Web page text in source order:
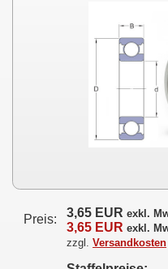
Preis: 3,65 EUR exkl.
3,65 EUR exkl.
zzgl. Versandkosten